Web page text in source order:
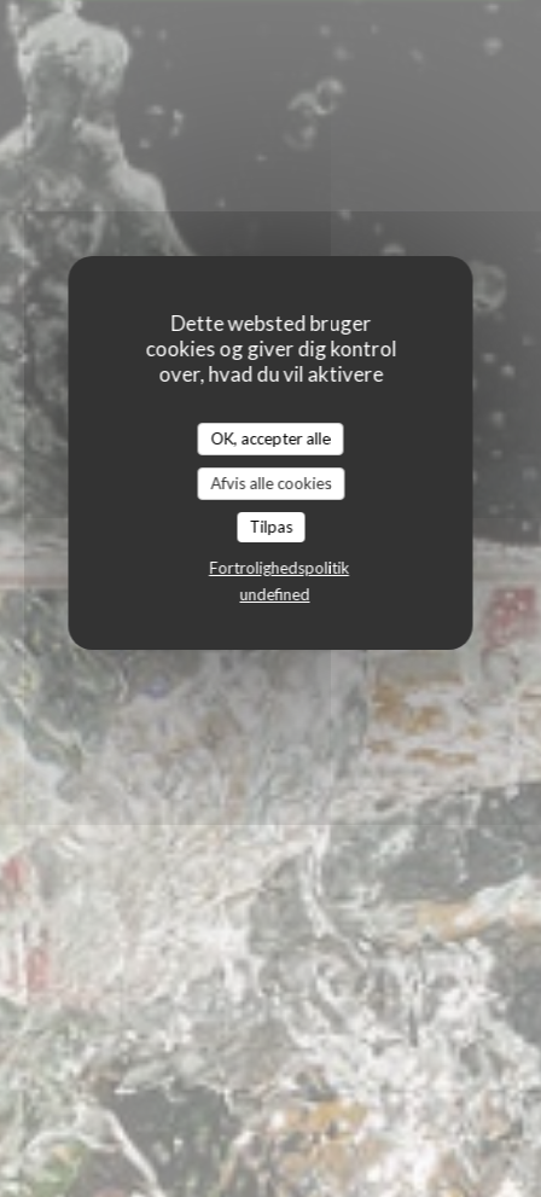
Dette websted bruger
cookies og giver dig kontrol
over, hvad du vil aktivere
OK, accepter alle
Afvis alle cookies
Tilpas
Fortrolighedspolitik
undefined